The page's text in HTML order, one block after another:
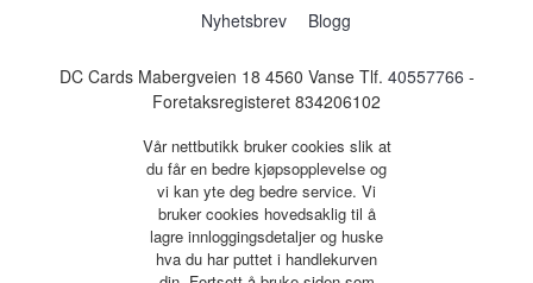
Nyhetsbrev
Blogg
DC Cards Mabergveien 18 4560 Vanse Tlf. 40557766 -
Foretaksregisteret 834206102
Vår nettbutikk bruker cookies slik at
du får en bedre kjøpsopplevelse og
vi kan yte deg bedre service. Vi
bruker cookies hovedsaklig til å
lagre innloggingsdetaljer og huske
hva du har puttet i handlekurven